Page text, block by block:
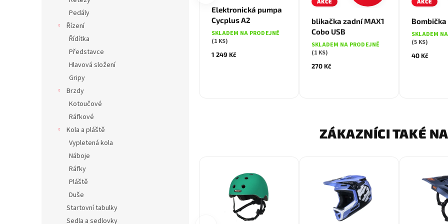
Pedály
Řízení
Řídítka
Představce
Hlavová složení
Gripy
Brzdy
Kotoučové
Ráfkové
Kola a pláště
Vypletená kola
Náboje
Ráfky
Pláště
Duše
Startovní tabulky
Sedla a sedlovky
Elektronická pumpa
Cycplus A2
SKLADEM NA PRODEJNĚ
(1 KS)
1 249 Kč
AKCE
blikačka zadní MAX1
Cobo USB
SKLADEM NA PRODEJNĚ
(1 KS)
270 Kč
AKCE
Bombička
SKLADEM
(5 KS)
40 Kč
ZÁKAZNÍCI TAKÉ